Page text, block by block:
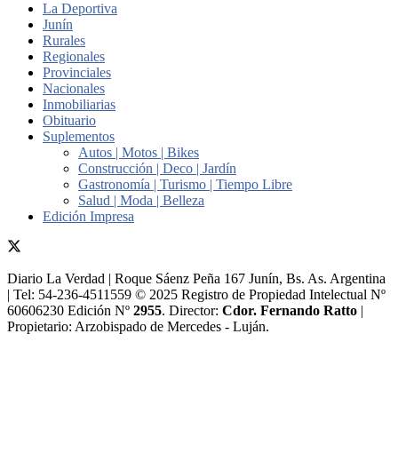
La Deportiva
Junín
Rurales
Regionales
Provinciales
Nacionales
Inmobiliarias
Obituario
Suplementos
Autos | Motos | Bikes
Construcción | Deco | Jardín
Gastronomía | Turismo | Tiempo Libre
Salud | Moda | Belleza
Edición Impresa
Diario La Verdad | Roque Sáenz Peña 167 Junín, Bs. As. Argentina
| Tel: 54-236-4511559 © 2025 Registro de Propiedad Intelectual Nº
60606230 Edición Nº 2955. Director:​ Cdor. Fernando Ratto |
Propietario:​ Arzobispado de Mercedes - Luján.